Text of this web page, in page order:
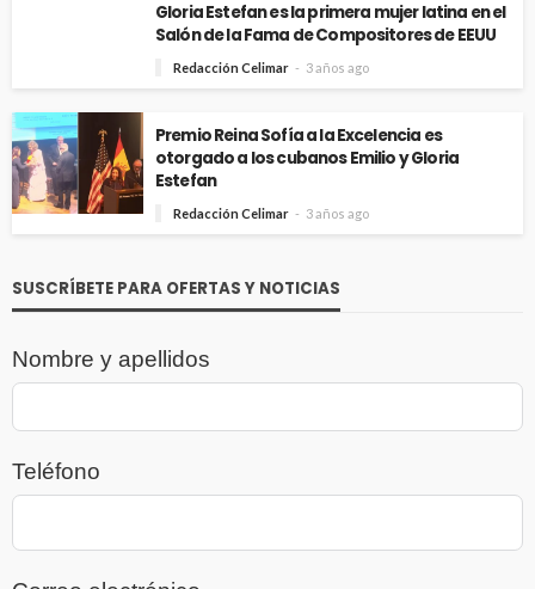
Gloria Estefan es la primera mujer latina en el
Salón de la Fama de Compositores de EEUU
Redacción Celimar 3 años ago
Premio Reina Sofía a la Excelencia es
otorgado a los cubanos Emilio y Gloria
Estefan
Redacción Celimar 3 años ago
SUSCRÍBETE PARA OFERTAS Y NOTICIAS
Nombre y apellidos
Teléfono